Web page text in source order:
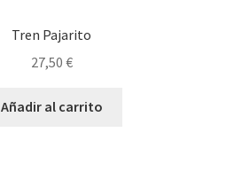
Tren Pajarito
27,50 €
Añadir al carrito